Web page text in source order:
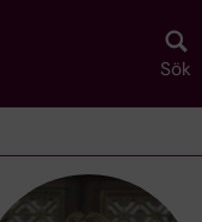
Sök